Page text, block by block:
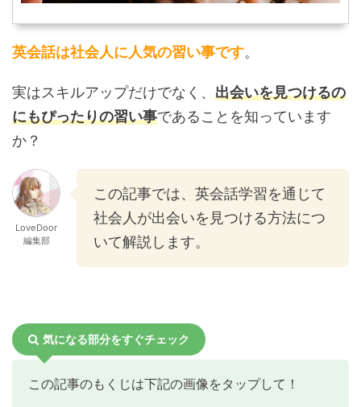
英会話は社会人に人気の習い事です。
実はスキルアップだけでなく、 出会いを見つけるの
にもぴったりの習い事であることを知っています
か？
LoveDoor
編集部
この記事では、英会話学習を通じて
社会人が出会いを見つける方法につ
いて解説します。
気になる部分をすぐチェック
この記事のもくじは下記の画像をタップして！